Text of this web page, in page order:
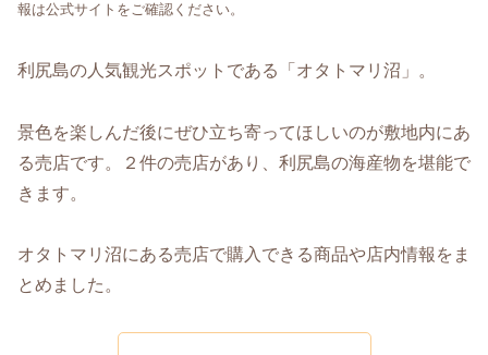
報は公式サイトをご確認ください。
利尻島の人気観光スポットである「オタトマリ沼」。
景色を楽しんだ後にぜひ立ち寄ってほしいのが敷地内にあ
る売店です。２件の売店があり、利尻島の海産物を堪能で
きます。
オタトマリ沼にある売店で購入できる商品や店内情報をま
とめました。